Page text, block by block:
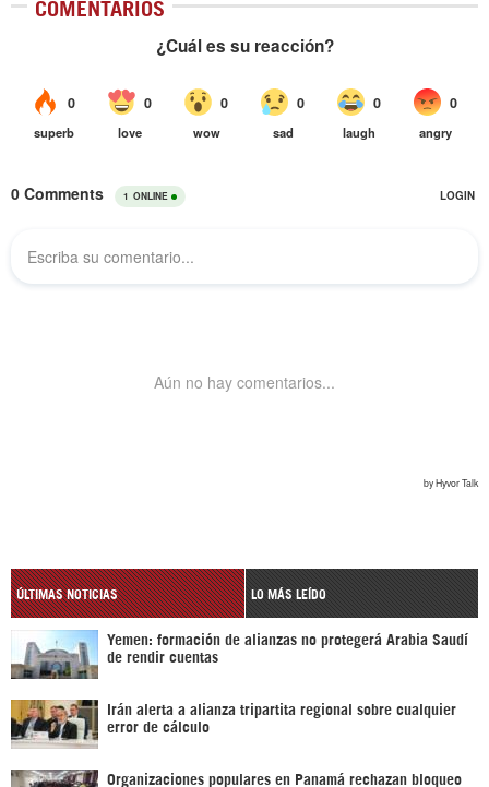
COMENTARIOS
ÚLTIMAS NOTICIAS LO MÁS LEÍDO
Yemen: formación de alianzas no protegerá Arabia Saudí
de rendir cuentas
Irán alerta a alianza tripartita regional sobre cualquier
error de cálculo
Organizaciones populares en Panamá rechazan bloqueo